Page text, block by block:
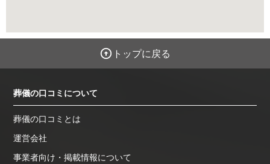
トップに戻る
葬儀の口コミについて
葬儀の口コミとは
運営会社
事業者向け・掲載情報について